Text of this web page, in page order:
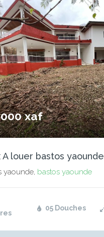
xaf
A louer bastos yaounde
yaounde, bastos yaounde
05 Douches